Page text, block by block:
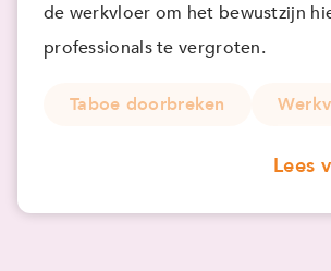
de werkvloer om het bewustzijn
professionals te vergroten.
Taboe doorbreken
Lees